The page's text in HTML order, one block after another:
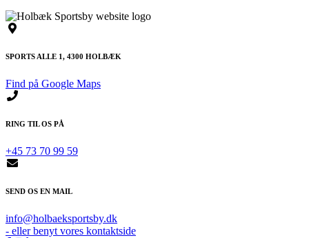
SPORTS ALLE 1, 4300 HOLBÆK
Find på Google Maps
RING TIL OS PÅ
+45 73 70 99 59
SEND OS EN MAIL
info@holbaeksportsby.dk
- eller benyt vores kontaktside